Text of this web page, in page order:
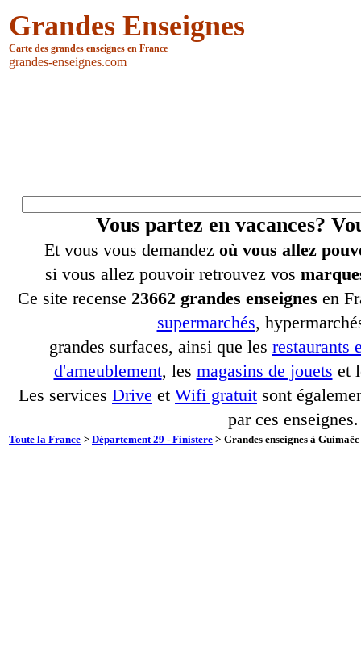
Grandes Enseignes
Carte des grandes enseignes en France
grandes-enseignes.com
Vous partez en vacances?
Et vous vous demandez où vous allez
si vous allez pouvoir retrouvez vos
Ce site recense 23662 grandes enseignes en
supermarchés,
grandes surfaces, ainsi que les restaurants
d'ameublement, les magasins de jouets et
Les services Drive et Wifi gratuit sont
par ces enseignes.
Toute la France > Département 29 - Finistere > Grandes enseignes à